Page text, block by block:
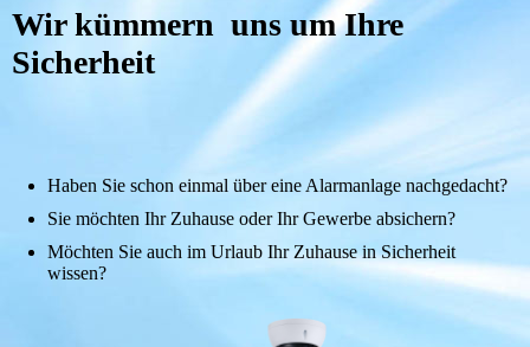
Wir kümmern uns umIhre
Sicherheit
Haben Sie schon einmal über eine Alarmanlage nachgedacht?
Sie möchten Ihr Zuhause oder Ihr Gewerbe absichern?
Möchten Sie auch im Urlaub Ihr Zuhause in Sicherheit
wissen?